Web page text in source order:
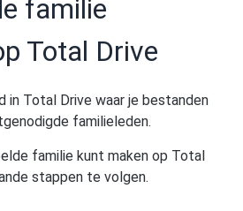
familie
Total Drive
in Total Drive waar je bestanden
familieleden.
familie kunt maken op Total
stappen te volgen.